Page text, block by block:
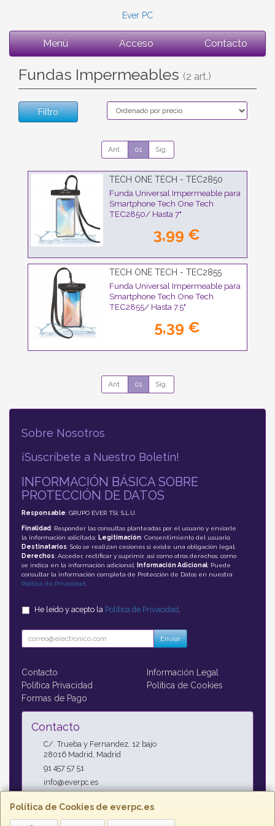
Ever PC
Menú Acceso Contacto
Fundas Impermeables (2 art.)
Filtro
Ant. 01 Sig.
TECH ONE TECH - TEC2850
Funda Universal Impermeable para
Smartphone Tech One Tech
TEC2850/ Hasta 7"
3,99 €
TECH ONE TECH - TEC2855
Funda Universal Impermeable para
Smartphone Tech One Tech
TEC2855/ Hasta 7.5"
5,39 €
Ant. 01 Sig.
Política de Cookies de everpc.es
Sobre Nosotros
¡Suscríbete a Nuestro Boletín!
INFORMACIÓN BÁSICA SOBRE
PROTECCIÓN DE DATOS
Responsable: GRUPO EVER TSI, S.L.U.
Finalidad: Responder las consultas planteadas por el usuario y enviarle
la información solicitada; Legitimación: Consentimiento del usuario;
Destinatarios: Solo se realizan cesiones si existe una obligación legal;
Derechos: Acceder, rectificar y suprimir, así como otros derechos, como
se indica en la información adicional;
Información Adicional: Puede
consultar la información completa de Protección de Datos en nuestra
Política de Privacidad
He leído y acepto la Política de Privacidad .
Enviar
Contacto
Información Legal
Política Privacidad
Política de Cookies
Formas de Pago
Contacto
C/. Trueba y Fernandez, 12 bajo
28016 Madrid, Madrid
91 457 57 51
info@everpc.es
Horario